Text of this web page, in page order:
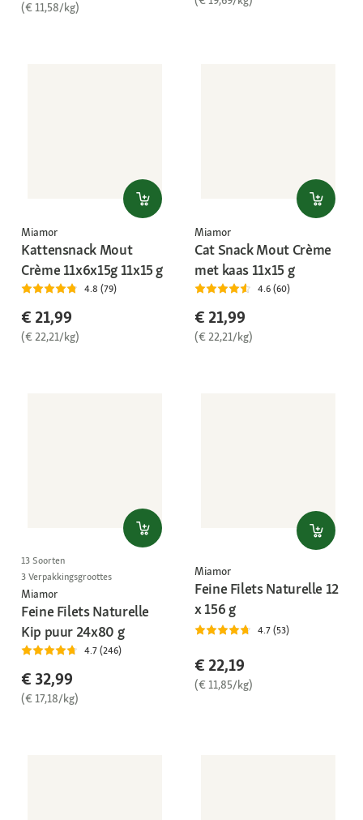
(€ 11,58/kg)
Miamor
Kattensnack Mout
Crème 11x6x15g 11x15 g
4.8 (79)
€ 21,99
(€ 22,21/kg)
Miamor
Cat Snack Mout Crème
met kaas 11x15 g
4.6 (60)
€ 21,99
(€ 22,21/kg)
13 Soorten
3 Verpakkingsgroottes
Miamor
Feine Filets Naturelle
Kip puur 24x80 g
4.7 (246)
€ 32,99
(€ 17,18/kg)
Miamor
Feine Filets Naturelle 12
x 156 g
4.7 (53)
€ 22,19
(€ 11,85/kg)